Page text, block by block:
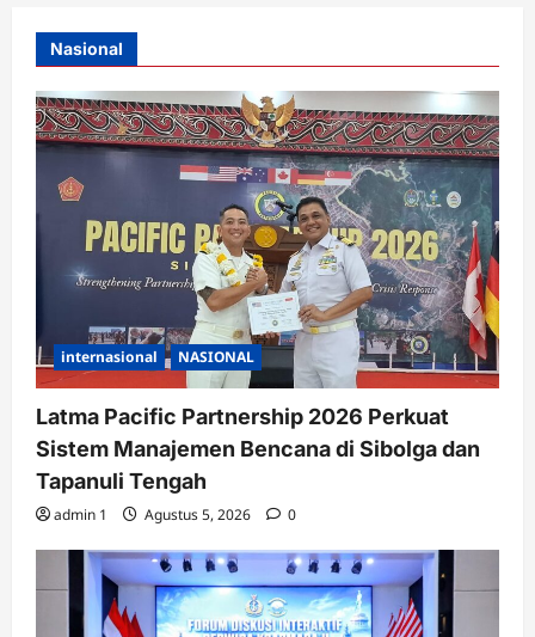
Nasional
internasional NASIONAL
Latma Pacific Partnership 2026 Perkuat
Sistem Manajemen Bencana di Sibolga dan
Tapanuli Tengah
admin 1 Agustus 5, 2026 0